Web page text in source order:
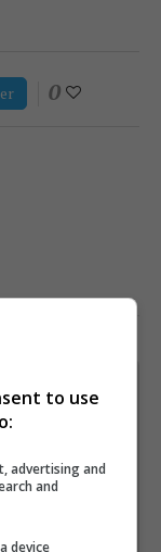
0
to use
advertising and
and
device